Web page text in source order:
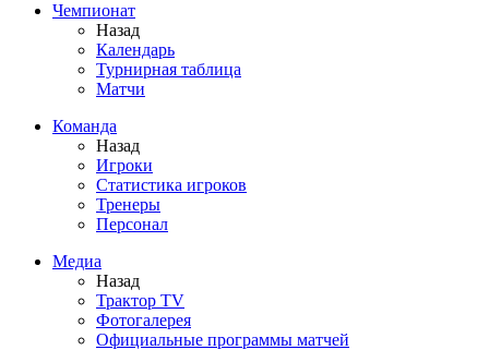
Чемпионат
Назад
Календарь
Турнирная таблица
Матчи
Команда
Назад
Игроки
Статистика игроков
Тренеры
Персонал
Медиа
Назад
Трактор TV
Фотогалерея
Официальные программы матчей